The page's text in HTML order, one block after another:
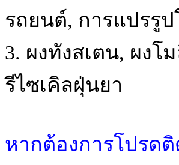
รถยนต์, การแปรรู
3. ผงทังสเตน, ผง
รีไซเคิลฝุ่นยา
หากต้องการโปรด